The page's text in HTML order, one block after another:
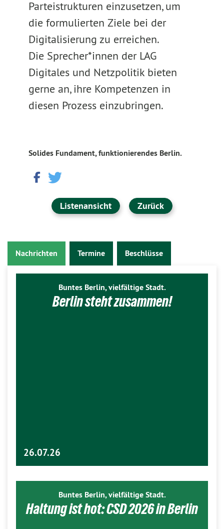
Parteistrukturen einzusetzen, um
die formulierten Ziele bei der
Digitalisierung zu erreichen.
Die Sprecher*innen der LAG
Digitales und Netzpolitik bieten
gerne an, ihre Kompetenzen in
diesen Prozess einzubringen.
Solides Fundament, funktionierendes Berlin.
Listenansicht Zurück
Nachrichten Termine Beschlüsse
Buntes Berlin, vielfältige Stadt.
Berlin steht zusammen!
26.07.26
Buntes Berlin, vielfältige Stadt.
Haltung ist hot: CSD 2026 in Berlin